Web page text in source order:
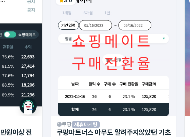
원이상 전
쿠팡 제휴마케팅
쿠팡파트너스 아무도 알려주지않았던 기초